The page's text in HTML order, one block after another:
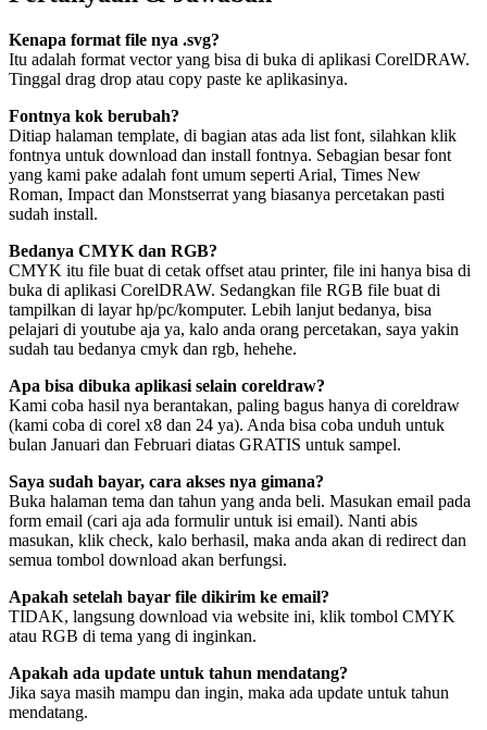
Kenapa format file nya .svg?
Itu adalah format vector yang bisa di buka di aplikasi CorelDRAW.
Tinggal drag drop atau copy paste ke aplikasinya.
Fontnya kok berubah?
Ditiap halaman template, di bagian atas ada list font, silahkan klik
fontnya untuk download dan install fontnya. Sebagian besar font
yang kami pake adalah font umum seperti Arial, Times New
Roman, Impact dan Monstserrat yang biasanya percetakan pasti
sudah install.
Bedanya CMYK dan RGB?
CMYK itu file buat di cetak offset atau printer, file ini hanya bisa di
buka di aplikasi CorelDRAW. Sedangkan file RGB file buat di
tampilkan di layar hp/pc/komputer. Lebih lanjut bedanya, bisa
pelajari di youtube aja ya, kalo anda orang percetakan, saya yakin
sudah tau bedanya cmyk dan rgb, hehehe.
Apa bisa dibuka aplikasi selain coreldraw?
Kami coba hasil nya berantakan, paling bagus hanya di coreldraw
(kami coba di corel x8 dan 24 ya). Anda bisa coba unduh untuk
bulan Januari dan Februari diatas GRATIS untuk sampel.
Saya sudah bayar, cara akses nya gimana?
Buka halaman tema dan tahun yang anda beli. Masukan email pada
form email (cari aja ada formulir untuk isi email). Nanti abis
masukan, klik check, kalo berhasil, maka anda akan di redirect dan
semua tombol download akan berfungsi.
Apakah setelah bayar file dikirim ke email?
TIDAK, langsung download via website ini, klik tombol CMYK
atau RGB di tema yang di inginkan.
Apakah ada update untuk tahun mendatang?
Jika saya masih mampu dan ingin, maka ada update untuk tahun
mendatang.